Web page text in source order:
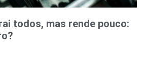
todos, mas rende pouco: